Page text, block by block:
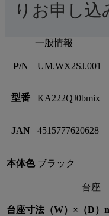
りお申し込
一般情報
P/N UM.WX2SJ.001
型番 KA222QJ0bmix
JAN 4515777620628
本体色 ブラック
台座
台座寸法（W）×（D）